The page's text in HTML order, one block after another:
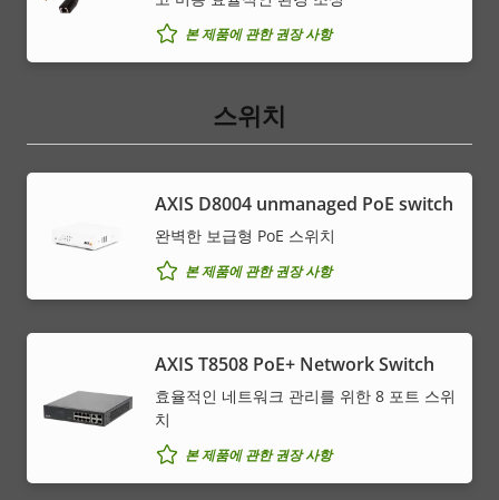
본 제품에 관한 권장 사항
스위치
AXIS ​D8004 unmanaged PoE switch
완벽한 보급형 PoE 스위치
본 제품에 관한 권장 사항
AXIS T8508 PoE+ Network Switch
효율적인 네트워크 관리를 위한 8 포트 스위
치
본 제품에 관한 권장 사항